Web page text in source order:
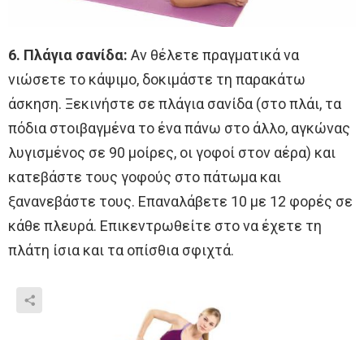
6. Πλάγια σανίδα: Αν θέλετε πραγματικά να
νιώσετε το κάψιμο, δοκιμάστε τη παρακάτω
άσκηση. Ξεκινήστε σε πλάγια σανίδα (στο πλάι, τα
πόδια στοιβαγμένα το ένα πάνω στο άλλο, αγκώνας
λυγισμένος σε 90 μοίρες, οι γοφοί στον αέρα) και
κατεβάστε τους γοφούς στο πάτωμα και
ξανανεβάστε τους. Επαναλάβετε 10 με 12 φορές σε
κάθε πλευρά. Επικεντρωθείτε στο να έχετε τη
πλάτη ίσια και τα οπίσθια σφιχτά.